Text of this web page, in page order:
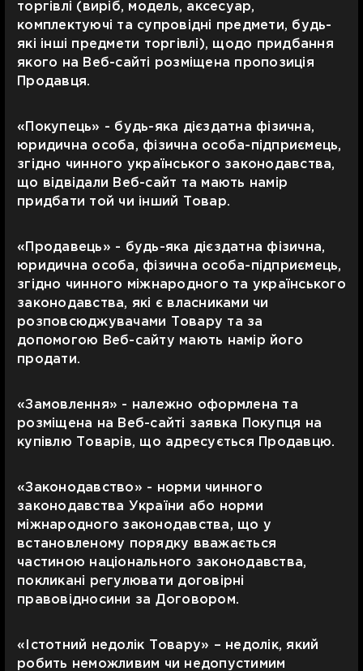
торгівлі (виріб, модель, аксесуар,
комплектуючі та супровідні предмети, будь-
які інші предмети торгівлі), щодо придбання
якого на Веб-сайті розміщена пропозиція
Продавця.
«Покупець» - будь-яка дієздатна фізична,
юридична особа, фізична особа-підприємець,
згідно чинного українського законодавства,
що відвідали Веб-сайт та мають намір
придбати той чи інший Товар.
«Продавець» - будь-яка дієздатна фізична,
юридична особа, фізична особа-підприємець,
згідно чинного міжнародного та українського
законодавства, які є власниками чи
розповсюджувачами Товару та за
допомогою Веб-сайту мають намір його
продати.
«Замовлення» - належно оформлена та
розміщена на Веб-сайті заявка Покупця на
купівлю Товарів, що адресується Продавцю.
«Законодавство» - норми чинного
законодавства України або норми
міжнародного законодавства, що у
встановленому порядку вважається
частиною національного законодавства,
покликані регулювати договірні
правовідносини за Договором.
«Істотний недолік Товару» – недолік, який
робить неможливим чи недопустимим